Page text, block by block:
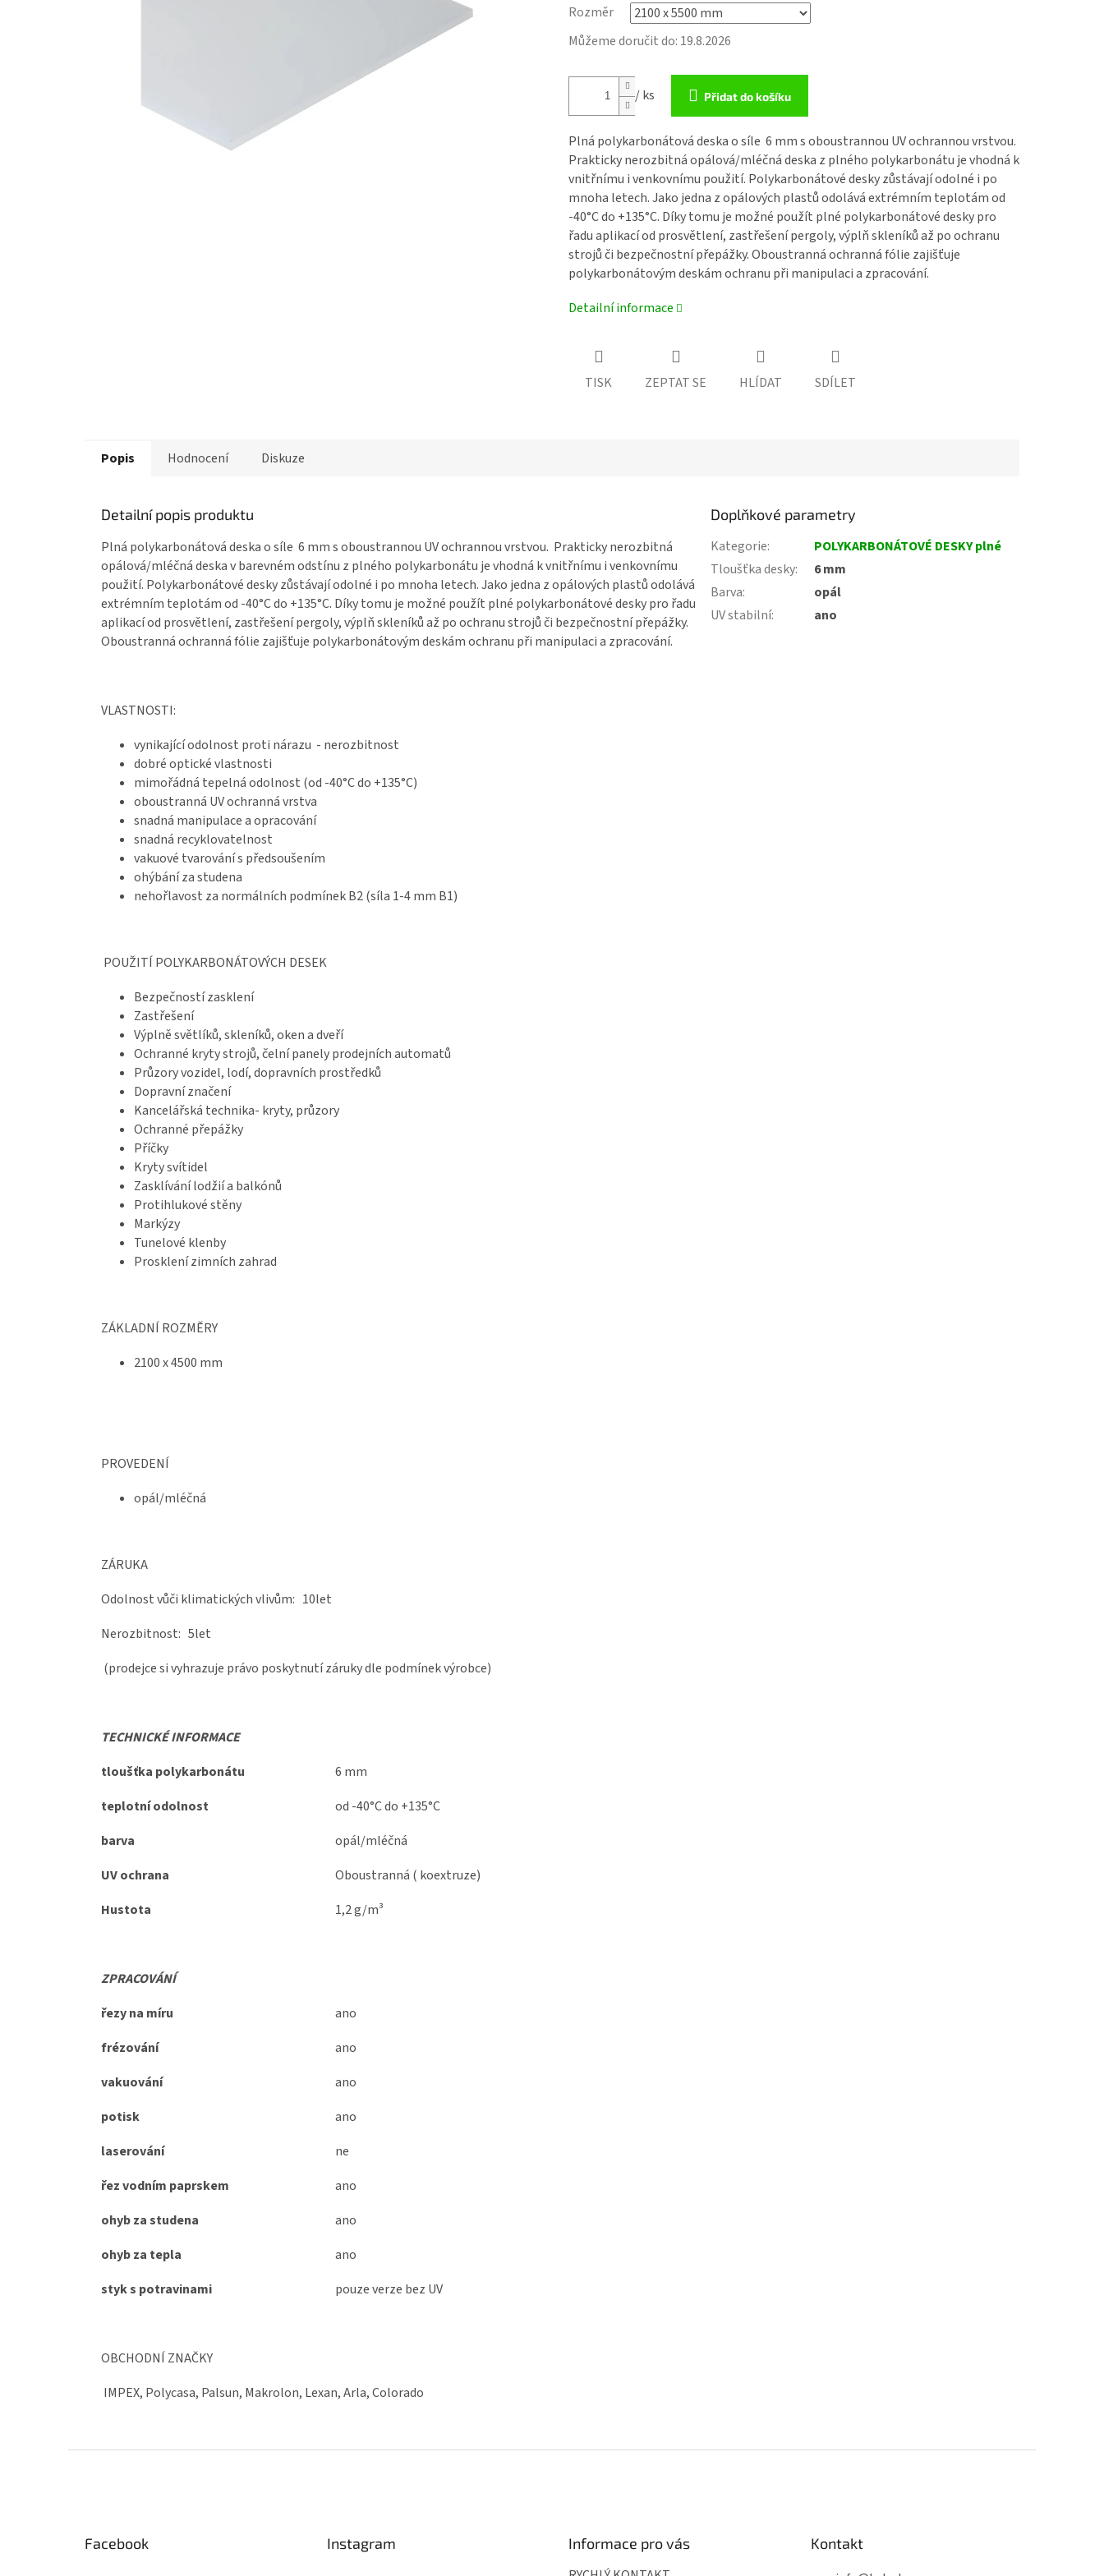
Rozměr
Můžeme doručit do: 19.8.2026
/ ks Přidat do košíku
Plná polykarbonátová deska o síle 6 mms oboustrannou UV ochrannou vrstvou.
Prakticky nerozbitná opálová/mléčná deska z plného polykarbonátu je vhodná k
vnitřnímu i venkovnímu použití. Polykarbonátové deskyzůstávají odolné i po
mnoha letech. Jako jedna z opálových plastů odolává extrémním teplotám od
-40°C do +135°C. Díky tomu je možné použít plné polykarbonátové deskypro
řadu aplikací od prosvětlení, zastřešení pergoly, výplň skleníků až po ochranu
strojů či bezpečnostní přepážky. Oboustranná ochranná fólie zajišťuje
polykarbonátovým deskámochranu při manipulaci a zpracování.
Detailní informace
TISK ZEPTAT SE HLÍDAT SDÍLET
Popis Hodnocení Diskuze
Detailní popis produktu
Plná polykarbonátová deska o síle 6 mms oboustrannou UV ochrannou vrstvou. Prakticky nerozbitná
opálová/mléčná deska v barevném odstínu z plného polykarbonátu je vhodná k vnitřnímu i venkovnímu
použití. Polykarbonátové deskyzůstávají odolné i po mnoha letech. Jako jedna z opálových plastů odolává
extrémním teplotám od -40°C do +135°C. Díky tomu je možné použít plné polykarbonátové deskypro řadu
aplikací od prosvětlení, zastřešení pergoly, výplň skleníků až po ochranu strojů či bezpečnostní přepážky.
Oboustranná ochranná fólie zajišťuje polykarbonátovým deskámochranu při manipulaci a zpracování.
VLASTNOSTI:
vynikající odolnost proti nárazu - nerozbitnost
dobré optické vlastnosti
mimořádná tepelná odolnost (od -40°C do +135°C)
oboustranná UV ochranná vrstva
snadná manipulace a opracování
snadná recyklovatelnost
vakuové tvarování s předsoušením
ohýbání za studena
nehořlavost za normálních podmínek B2 (síla 1-4 mm B1)
POUŽITÍ POLYKARBONÁTOVÝCH DESEK
Bezpečností zasklení
Zastřešení
Výplně světlíků, skleníků, oken a dveří
Ochranné kryty strojů, čelní panely prodejních automatů
Průzory vozidel, lodí, dopravních prostředků
Dopravní značení
Kancelářská technika- kryty, průzory
Ochranné přepážky
Příčky
Kryty svítidel
Zasklívání lodžií a balkónů
Protihlukové stěny
Markýzy
Tunelové klenby
Prosklení zimních zahrad
ZÁKLADNÍ ROZMĚRY
2100 x 4500 mm
PROVEDENÍ
opál/mléčná
ZÁRUKA
Odolnost vůči klimatických vlivům: 10let
Nerozbitnost: 5let
(prodejce si vyhrazuje právo poskytnutí záruky dle podmínek výrobce)
TECHNICKÉ INFORMACE
tloušťka polykarbonátu
6 mm
teplotní odolnost
od -40°C do +135°C
barva
opál/mléčná
UV ochrana
Oboustranná ( koextruze)
Hustota
1,2 g/m³
ZPRACOVÁNÍ
řezy na míru
ano
frézování
ano
vakuování
ano
potisk
ano
laserování
ne
řez vodním paprskem
ano
ohyb za studena
ano
ohyb za tepla
ano
styk s potravinami
pouze verze bez UV
OBCHODNÍ ZNAČKY
IMPEX, Polycasa, Palsun, Makrolon, Lexan, Arla, Colorado
Doplňkové parametry
Kategorie:
POLYKARBONÁTOVÉ DESKY plné
Tloušťka desky:
6 mm
Barva:
opál
UV stabilní: ano
Facebook Instagram
Informace pro vás
Kontakt